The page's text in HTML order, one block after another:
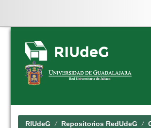
Skip
navigation
RIUdeG Repositorios RedUdeG